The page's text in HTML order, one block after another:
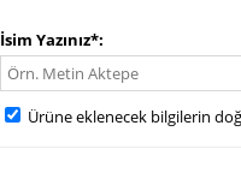
İsim Yazınız*
Ürüne eklenecek bilgilerin